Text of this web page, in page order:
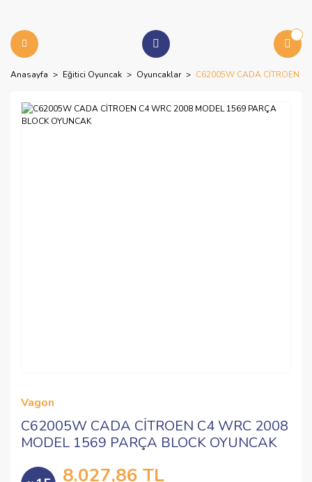
Anasayfa Eğitici Oyuncak Oyuncaklar C62005W CADA CİTROEN
Vagon
C62005W CADA CİTROEN C4 WRC 2008
MODEL 1569 PARÇA BLOCK OYUNCAK
8.027,86 TL